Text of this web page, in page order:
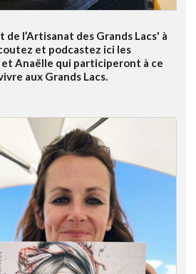
de l’Artisanat des Grands Lacs' à
et podcastez ici les
Anaëlle qui participeront à ce
aux Grands Lacs.